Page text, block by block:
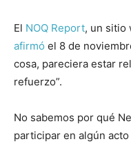
El NOQ Report, un sitio
afirmó el 8 de
cosa, pareciera estar
refuerzo”.
No sabemos por qué
participar en algún